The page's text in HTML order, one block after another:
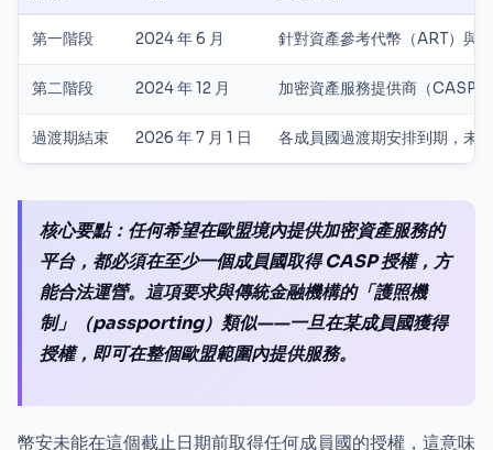
第一階段 2024 年 6 月 針對資產參考代幣（ART）與
第二階段 2024 年 12 月 加密資產服務提供商（CASP
過渡期結束 2026 年 7 月 1 日 各成員國過渡期安排到期，未
核心要點：任何希望在歐盟境內提供加密資產服務的
平台，都必須在至少一個成員國取得 CASP 授權，方
能合法運營。這項要求與傳統金融機構的「護照機
制」（passporting）類似——一旦在某成員國獲得
授權，即可在整個歐盟範圍內提供服務。
幣安未能在這個截止日期前取得任何成員國的授權，這意味